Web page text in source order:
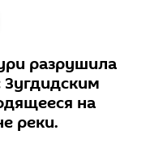
разрушила
на
реки.